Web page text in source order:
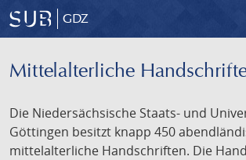
GDZ
Mittelalterliche
Die Niedersächsische Staats- und
Göttingen besitzt knapp 450
mittelalterliche Handschriften. Die